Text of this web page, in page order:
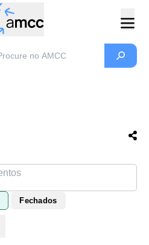
Fechados